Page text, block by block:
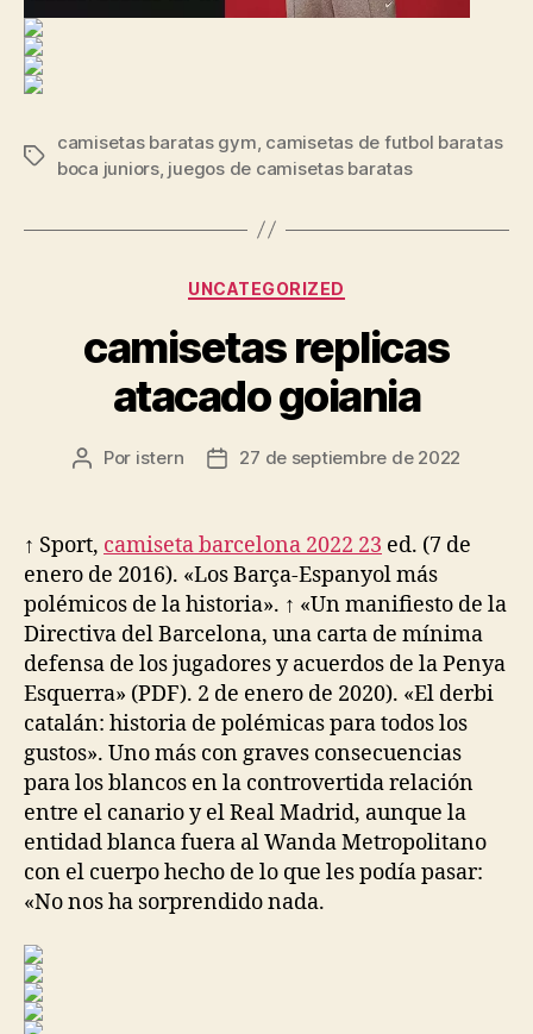
Etiquetas
camisetas baratas gym camisetas de futbol baratas
boca juniors, juegos de camisetas baratas
Categorías
UNCATEGORIZED
camisetas replicas
atacado goiania
Autor
entrada
Por istern
Fecha
entrada
27 de septiembre de 2022
↑ Sport, camiseta barcelona 2022 23 ed. (7 de
enero de 2016). «Los Barça-Espanyol más
polémicos de la historia». ↑ «Un manifiesto de la
Directiva del Barcelona, una carta de mínima
defensa de los jugadores y acuerdos de la Penya
Esquerra» (PDF). 2 de enero de 2020). «El derbi
catalán: historia de polémicas para todos los
gustos». Uno más con graves consecuencias
para los blancos en la controvertida relación
entre el canario y el Real Madrid, aunque la
entidad blanca fuera al Wanda Metropolitano
con el cuerpo hecho de lo que les podía pasar:
«No nos ha sorprendido nada.